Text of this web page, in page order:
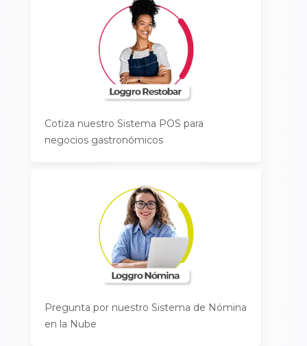
Cotiza nuestro Sistema POS para
negocios gastronómicos
Pregunta por nuestro Sistema de Nómina
en la Nube